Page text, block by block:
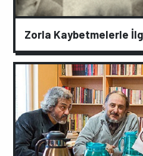
Zorla Kaybetmelerle